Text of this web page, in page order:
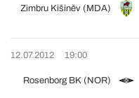
Zimbru Kišiněv (MDA)
12.07.2012 19:00
Rosenborg BK (NOR)